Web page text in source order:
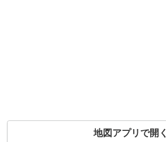
地図アプリで開く